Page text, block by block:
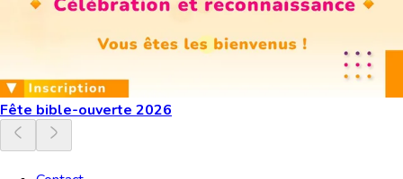
Fête bible-ouverte 2026